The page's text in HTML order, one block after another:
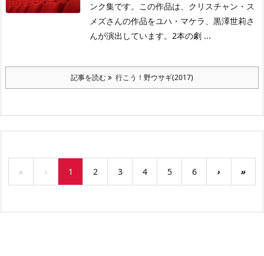
ンク集です。この作品は、クリスチャン・ス
メズさんの作品をユハ・マケラ、黒澤世莉さ
んが演出しています。2本の劇 ...
記事を読む 行こう！野ウサギ(2017)
« ‹ 1 2 3 4 5 6 › »